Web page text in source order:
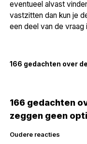
eventueel alvast
vastzitten dan kun je
een deel van de vraag
166 gedachten over
166 gedachten
zeggen geen
Reacties
Oudere reacties